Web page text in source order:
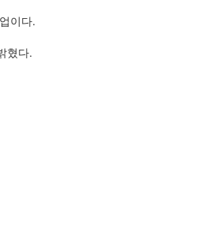
이다.
혔다.